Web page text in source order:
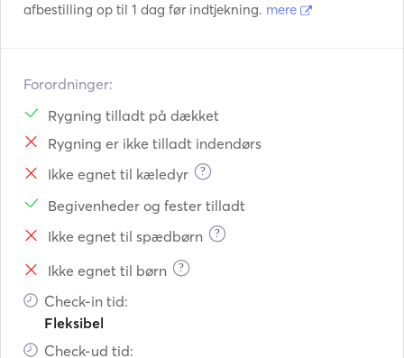
afbestilling op til 1 dag før indtjekning. mere
Forordninger:
Rygning tilladt på dækket
Rygning er ikke tilladt indendørs
Ikke egnet til kæledyr
?
Begivenheder og fester tilladt
Ikke egnet til spædbørn
?
Ikke egnet til børn ?
Check-in tid:
Fleksibel
Check-ud tid: